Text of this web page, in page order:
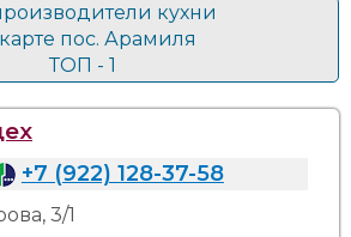
кухни
пос. Арамиля
ТОП - 1
+7 (922) 128-37-58
3/1